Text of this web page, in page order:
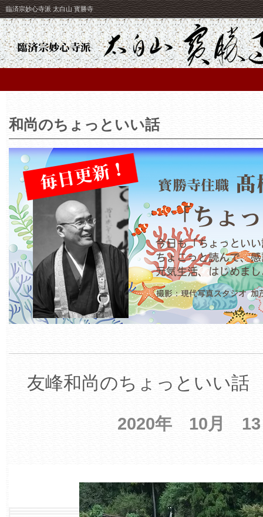
臨済宗妙心寺派 太白山 寳勝寺
和尚のちょっといい話
友峰和尚のちょっといい話
2020年 10月